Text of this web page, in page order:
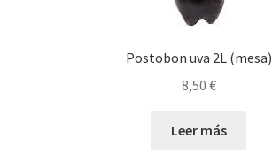
Postobon uva 2L (mesa)
8,50 €
Leer más